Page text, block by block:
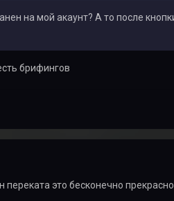
на мой акаунт? А то после
брифингов
это бесконечно